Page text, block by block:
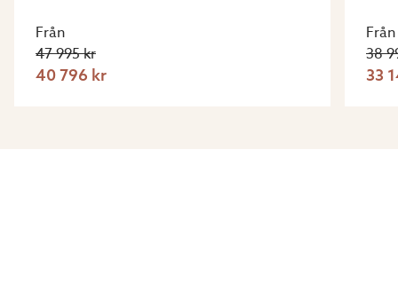
Från
47 995 kr
40 796 kr
Från
38
33